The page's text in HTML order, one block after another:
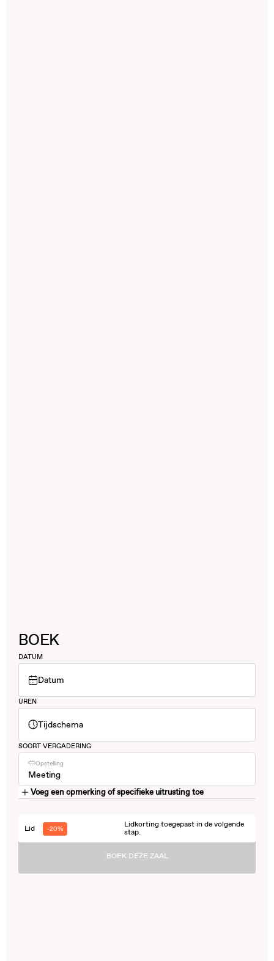
BOEK
DATUM
Datum
UREN
Tijdschema
SOORT VERGADERING
Opstelling
Meeting
Voeg een opmerking of specifieke uitrusting toe
Lid -20%
Lidkorting toegepast in de volgende
stap.
BOEK DEZE ZAAL